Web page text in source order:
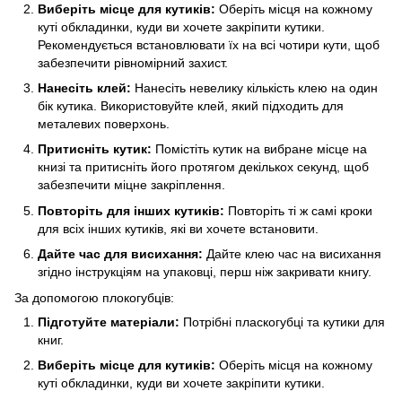
Виберіть місце для кутиків: Оберіть місця на кожному
куті обкладинки, куди ви хочете закріпити кутики.
Рекомендується встановлювати їх на всі чотири кути, щоб
забезпечити рівномірний захист.
Нанесіть клей: Нанесіть невелику кількість клею на один
бік кутика. Використовуйте клей, який підходить для
металевих поверхонь.
Притисніть кутик: Помістіть кутик на вибране місце на
книзі та притисніть його протягом декількох секунд, щоб
забезпечити міцне закріплення.
Повторіть для інших кутиків: Повторіть ті ж самі кроки
для всіх інших кутиків, які ви хочете встановити.
Дайте час для висихання: Дайте клею час на висихання
згідно інструкціям на упаковці, перш ніж закривати книгу.
За допомогою плокогубців:
Підготуйте матеріали: Потрібні пласкогубці та кутики для
книг.
Виберіть місце для кутиків: Оберіть місця на кожному
куті обкладинки, куди ви хочете закріпити кутики.